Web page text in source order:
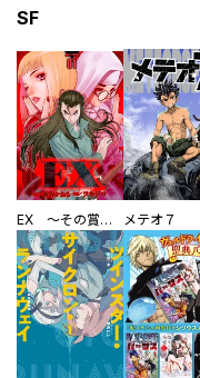
SF
EX ～その賞金稼ぎは、世界の出口を探す～【単行本版】 メテオ７